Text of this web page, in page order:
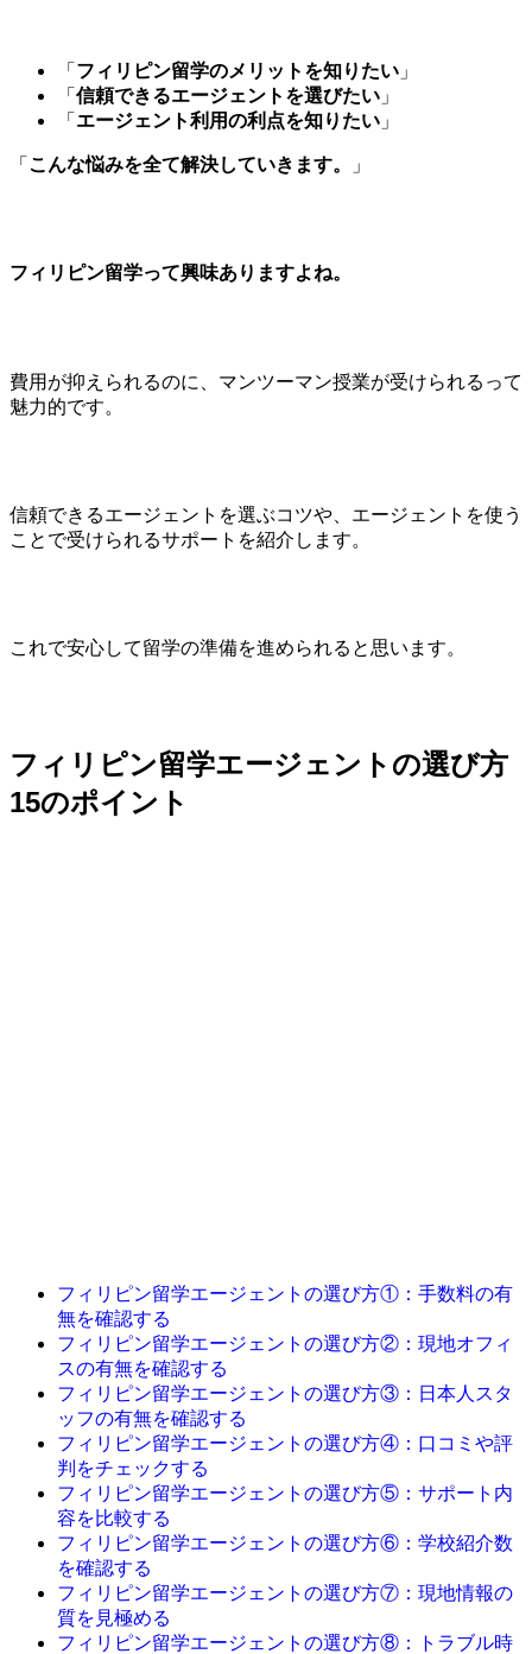
「 フィリピン留学のメリットを知りたい 」
「 信頼できるエージェントを選びたい 」
「 エージェント利用の利点を知りたい 」
「 こんな悩みを全て解決していきます。 」
フィリピン留学って興味ありますよね。
費用が抑えられるのに、マンツーマン授業が受けられるって
魅力的です。
信頼できるエージェントを選ぶコツや、エージェントを使う
ことで受けられるサポートを紹介します。
これで安心して留学の準備を進められると思います。
フィリピン留学エージェントの選び方
15のポイント
フィリピン留学エージェントの選び方①：手数料の有
無を確認する
フィリピン留学エージェントの選び方②：現地オフィ
スの有無を確認する
フィリピン留学エージェントの選び方③：日本人スタ
ッフの有無を確認する
フィリピン留学エージェントの選び方④：口コミや評
判をチェックする
フィリピン留学エージェントの選び方⑤：サポート内
容を比較する
フィリピン留学エージェントの選び方⑥：学校紹介数
を確認する
フィリピン留学エージェントの選び方⑦：現地情報の
質を見極める
フィリピン留学エージェントの選び方⑧：トラブル時